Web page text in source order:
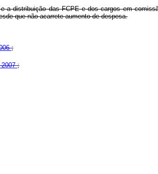
distribuição das FCPE e dos cargos em
que não acarrete aumento de despesa.
;
2007;